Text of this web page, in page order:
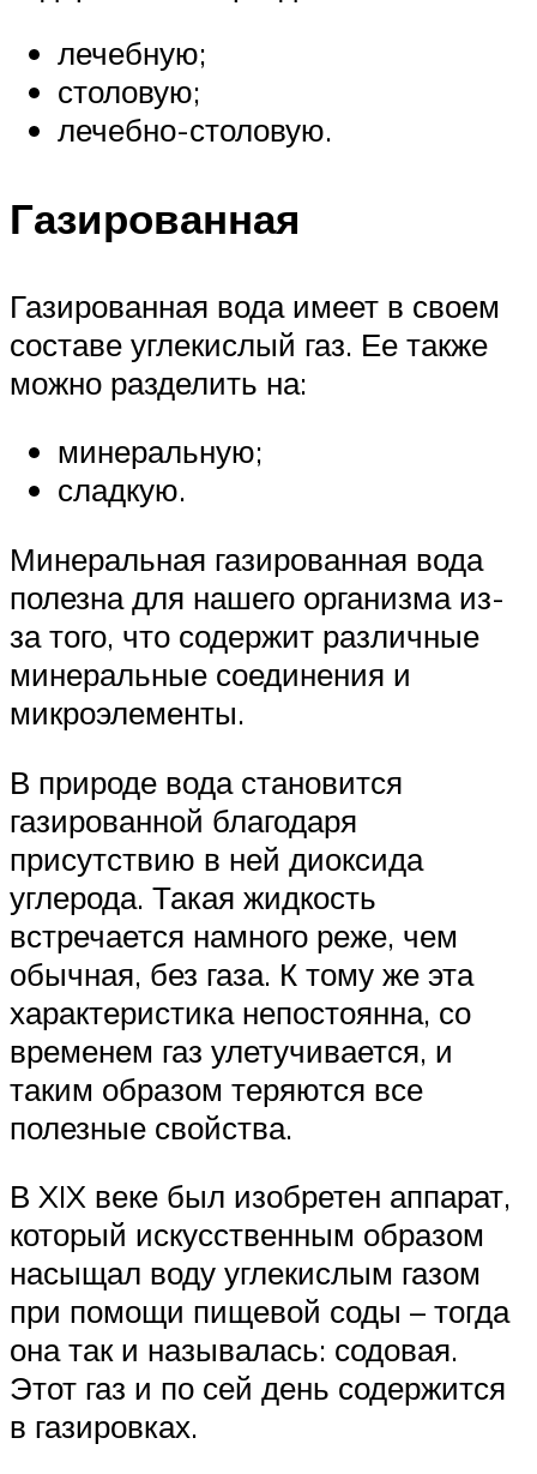
лечебную;
столовую;
лечебно-столовую.
Газированная
Газированная вода имеет в своем
составе углекислый газ. Ее также
можно разделить на:
минеральную;
сладкую.
Минеральная газированная вода
полезна для нашего организма из-
за того, что содержит различные
минеральные соединения и
микроэлементы.
В природе вода становится
газированной благодаря
присутствию в ней диоксида
углерода. Такая жидкость
встречается намного реже, чем
обычная, без газа. К тому же эта
характеристика непостоянна, со
временем газ улетучивается, и
таким образом теряются все
полезные свойства.
В XIX веке был изобретен аппарат,
который искусственным образом
насыщал воду углекислым газом
при помощи пищевой соды – тогда
она так и называлась: содовая.
Этот газ и по сей день содержится
в газировках.